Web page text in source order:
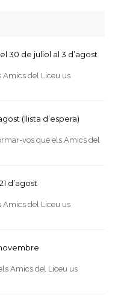
30 de juliol al 3 d’agost
Amics del Liceu us
(llista d’espera)
vos que els Amics del
d’agost
Amics del Liceu us
Amics del Liceu us